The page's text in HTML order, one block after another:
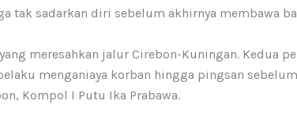
tak sadarkan diri sebelum akhirnya membawa
meresahkan jalur Cirebon-Kuningan. Kedua
menganiaya korban hingga pingsan
Kompol I Putu Ika Prabawa.